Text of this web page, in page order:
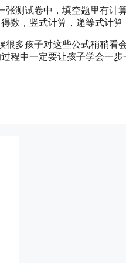
测试卷中，填空题里有计
数，竖式计算，递等式计
多孩子对这些公式稍稍看
程中一定要让孩子学会一